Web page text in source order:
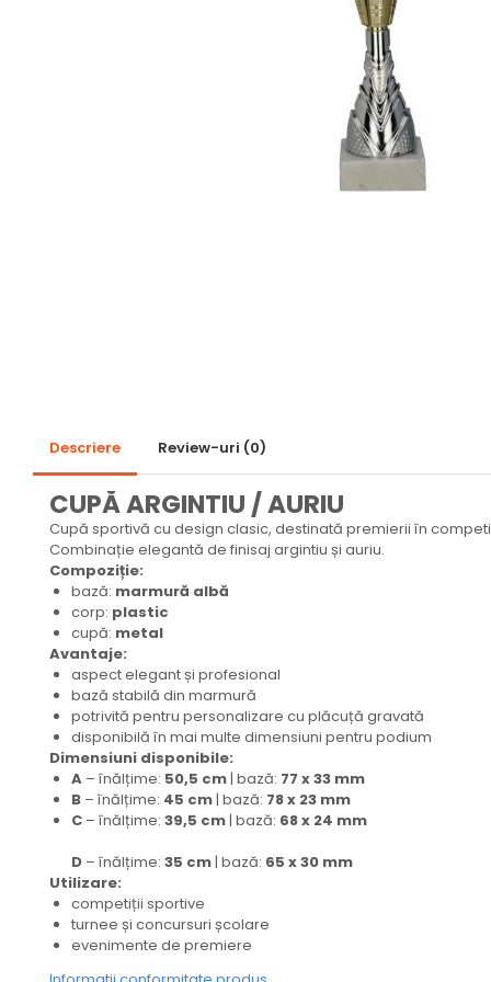
Personalizari Cupe
Medalii
Medalii Tematice
Medalii Non-Tematice
Accesorii Medalii
Snur Medalie
Medalii Personalizate
Personalizari Medalii
Suport medalii
Trofee
Trofee Acril
Trofee Lemn
Trofee Rasina
Trofee Metalice
Trofee Sticla
Descriere Review-uri (0)
CUPĂ ARGINTIU / AURIU
Cupă sportivă cu design clasic, destinată premierii în
Combinație elegantă de finisaj argintiu și auriu.
Compoziție:
bază: marmură albă
corp: plastic
cupă: metal
Avantaje:
aspect elegant și profesional
bază stabilă din marmură
potrivită pentru personalizare cu plăcuță gravată
disponibilă în mai multe dimensiuni pentru podium
Dimensiuni disponibile:
A – înălțime: 50,5 cm| bază: 77 x 33 mm
B – înălțime: 45 cm| bază: 78 x 23 mm
C – înălțime: 39,5 cm| bază: 68 x 24 mm
D – înălțime: 35 cm| bază: 65 x 30 mm
Utilizare:
competiții sportive
turnee și concursuri școlare
evenimente de premiere